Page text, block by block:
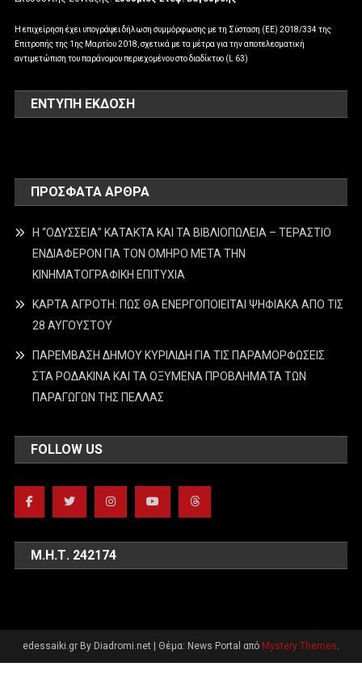
Η επιχείρηση έχει υπογράψει δήλωση συμμόρφωσης με τη Σύσταση (ΕΕ) 2018/334 της
Επιτροπής της 1ης Μαρτίου 2018, σχετικά με τα μέτρα για την αποτελεσματική
αντιμετώπιση του παράνομου περιεχομένου στο διαδίκτυο (L 63)
ΕΝΤΥΠΗ ΕΚΔΟΣΗ
ΠΡΌΣΦΑΤΑ ΆΡΘΡΑ
Η “ΟΔΥΣΣΕΙΑ” ΚΑΤΑΚΤΑ ΚΑΙ ΤΑ ΒΙΒΛΙΟΠΩΛΕΙΑ – ΤΕΡΑΣΤΙΟ
ΕΝΔΙΑΦΕΡΟΝ ΓΙΑ ΤΟΝ ΟΜΗΡΟ ΜΕΤΑ ΤΗΝ
ΚΙΝΗΜΑΤΟΓΡΑΦΙΚΗ ΕΠΙΤΥΧΙΑ
ΚΑΡΤΑ ΑΓΡΟΤΗ: ΠΩΣ ΘΑ ΕΝΕΡΓΟΠΟΙΕΙΤΑΙ ΨΗΦΙΑΚΑ ΑΠΟ ΤΙΣ
28 ΑΥΓΟΥΣΤΟΥ
ΠΑΡΕΜΒΑΣΗ ΔΗΜΟΥ ΚΥΡΙΛΙΔΗ ΓΙΑ ΤΙΣ ΠΑΡΑΜΟΡΦΩΣΕΙΣ
ΣΤΑ ΡΟΔΑΚΙΝΑ ΚΑΙ ΤΑ ΟΞΥΜΕΝΑ ΠΡΟΒΛΗΜΑΤΑ ΤΩΝ
ΠΑΡΑΓΩΓΩΝ ΤΗΣ ΠΕΛΛΑΣ
FOLLOW US
Μ.Η.Τ. 242174
edessaiki.gr By Diadromi.net Θέμα: News Portal από Mystery Themes.